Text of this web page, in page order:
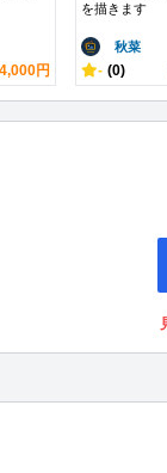
4,000円
を描きます
秋菜
- (0)